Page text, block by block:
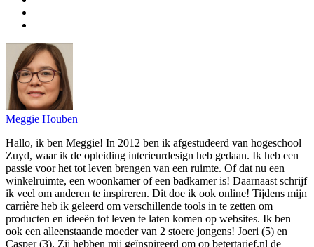
Meggie Houben
Hallo, ik ben Meggie! In 2012 ben ik afgestudeerd van hogeschool
Zuyd, waar ik de opleiding interieurdesign heb gedaan. Ik heb een
passie voor het tot leven brengen van een ruimte. Of dat nu een
winkelruimte, een woonkamer of een badkamer is! Daarnaast schrijf
ik veel om anderen te inspireren. Dit doe ik ook online! Tijdens mijn
carrière heb ik geleerd om verschillende tools in te zetten om
producten en ideeën tot leven te laten komen op websites. Ik ben
ook een alleenstaande moeder van 2 stoere jongens! Joeri (5) en
Casper (3). Zij hebben mij geïnspireerd om op betertarief.nl de